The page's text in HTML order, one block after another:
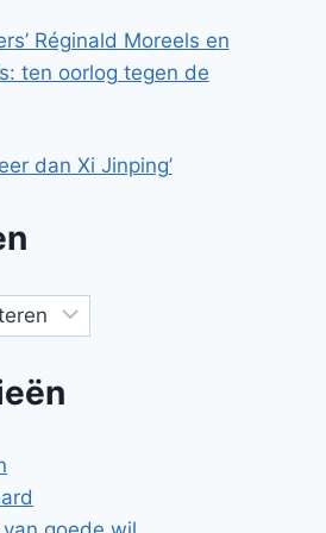
Réginald Moreels en
ten oorlog tegen de
dan Xi Jinping’